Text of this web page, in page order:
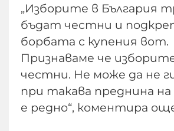
„Изборите в България
бъдат честни и
борбата с купения вот.
Признаваме че
честни. Не може да не
при такава преднина
е редно“, коментира